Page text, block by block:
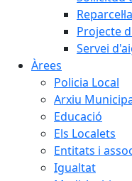
Projecte
Servei
Àrees
Policia Local
Arxiu
Educació
Els Localets
Entitats i
Igualtat